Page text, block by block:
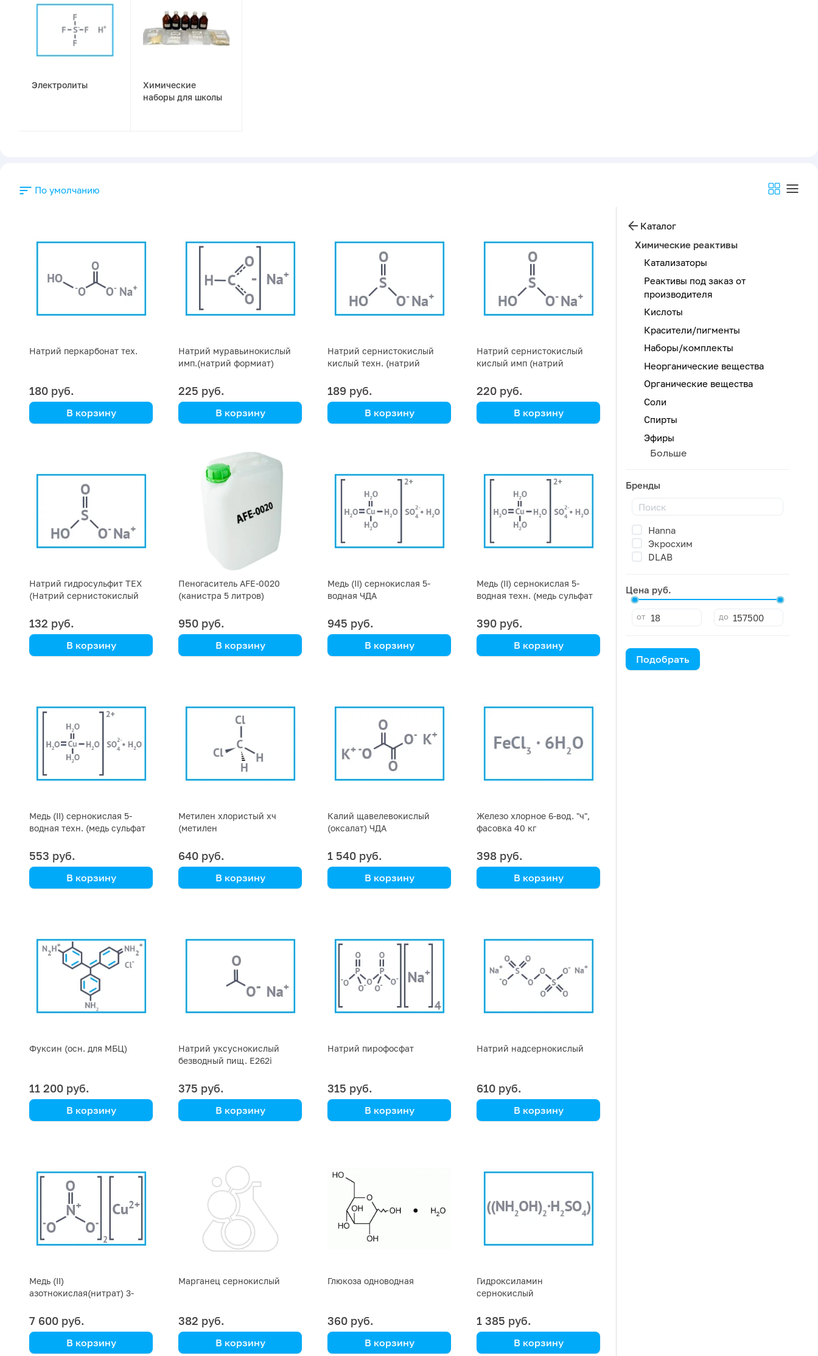
Электролиты
Химические
наборы для школы
По умолчанию
Натрий перкарбонат тех.
180 руб.
В корзину
Натрий муравьинокислый
имп.(натрий формиат)
225 руб.
В корзину
Натрий сернистокислый
кислый техн. (натрий
бисульфит), фасовка 25 кг
189 руб.
В корзину
Натрий сернистокислый
кислый имп (натрий
бисульфит, дитионит
натрия), фасовка 1 кг
220 руб.
В корзину
Натрий гидросульфит ТЕХ
(Натрий сернистокислый
132 руб.
В корзину
Пеногаситель AFE-0020
(канистра 5 литров)
950 руб.
В корзину
Медь (II) сернокислая 5-
водная ЧДА
945 руб.
В корзину
Медь (II) сернокислая 5-
водная техн. (медь сульфат
купорос), фасовка 25 кг
390 руб.
В корзину
Медь (II) сернокислая 5-
водная техн. (медь сульфат
купорос), фасовка 1 кг
553 руб.
В корзину
Метилен хлористый хч
(метилен
упаковка 1 литр
640 руб.
В корзину
Калий щавелевокислый
(оксалат) ЧДА
1 540 руб.
В корзину
Железо хлорное 6-вод. "ч",
фасовка 40 кг
398 руб.
В корзину
Фуксин (осн. для МБЦ)
11 200 руб.
В корзину
Натрий уксуснокислый
безводный пищ. Е262i
фасовка 1 кг
375 руб.
В корзину
Натрий пирофосфат
315 руб.
В корзину
Натрий надсернокислый
610 руб.
В корзину
Медь (II)
азотнокислая(нитрат) 3-
7 600 руб.
В корзину
Марганец сернокислый
382 руб.
В корзину
Глюкоза одноводная
360 руб.
В корзину
Гидроксиламин
сернокислый
1 385 руб.
В корзину
Каталог
Химические реактивы
Катализаторы
Реактивы под заказ от
производителя
Кислоты
Красители/пигменты
Наборы/комплекты
Неорганические вещества
Органические вещества
Соли
Спирты
Эфиры
Больше
Бренды
Hanna
Экросхим
DLAB
Цена руб.
от до
Подобрать